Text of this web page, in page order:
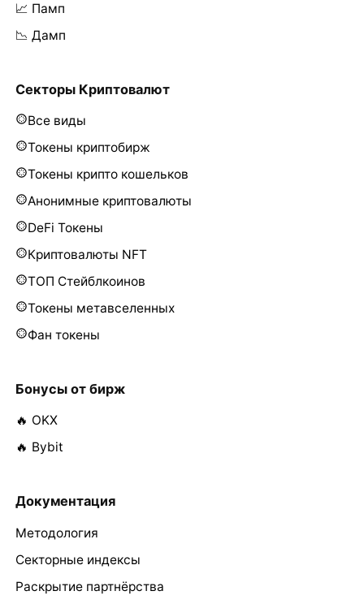
📈 Памп
📉 Дамп
Секторы Криптовалют
Все виды
Токены криптобирж
Токены крипто кошельков
Анонимные криптовалюты
DeFi Токены
Криптовалюты NFT
ТОП Стейблкоинов
Токены метавселенных
Фан токены
Бонусы от бирж
🔥 OKX
🔥 Bybit
Документация
Методология
Секторные индексы
Раскрытие партнёрства